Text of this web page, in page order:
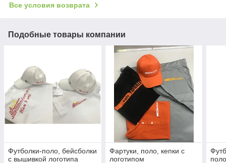
Все условия возврата
Подобные товары компании
Футболки-поло, бейсболки
с вышивкой логотипа
Фартуки, поло, кепки с
логотипом